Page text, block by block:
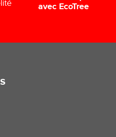
avec EcoTree